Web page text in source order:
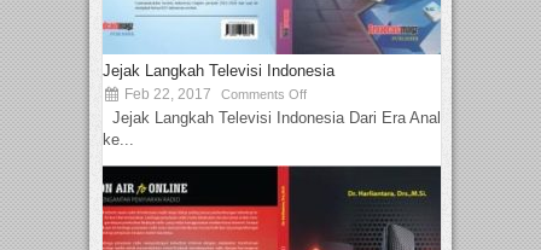
Jejak Langkah Televisi Indonesia
Feb 22, 2017 Comments Off
Jejak Langkah Televisi Indonesia Dari Era Analog
ke...